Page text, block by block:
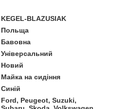
KEGEL-BLAZUSIAK
Польща
Бавовна
Універсальний
Новий
Майка на сидіння
Синій
Ford, Peugeot, Suzuki,